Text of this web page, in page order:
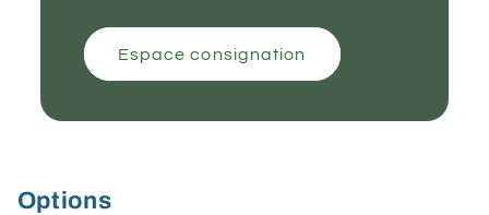
Espace consignation
Options